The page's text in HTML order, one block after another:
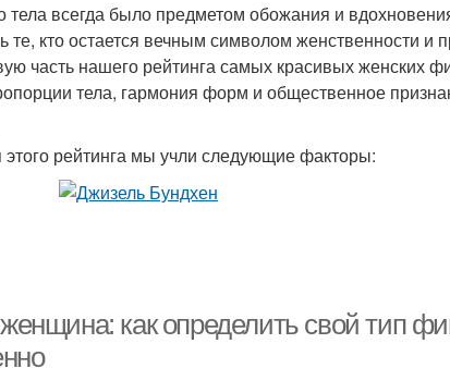
тела всегда было предметом обожания и
те, кто остается вечным символом женственности и
часть нашего рейтинга самых красивых женских
тела, гармония форм и общественное
этого рейтинга мы учли следующие факторы:
как определить свой тип